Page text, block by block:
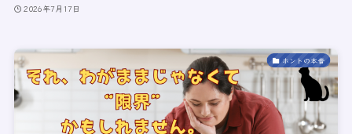
2026年7月17日
ホントの本音